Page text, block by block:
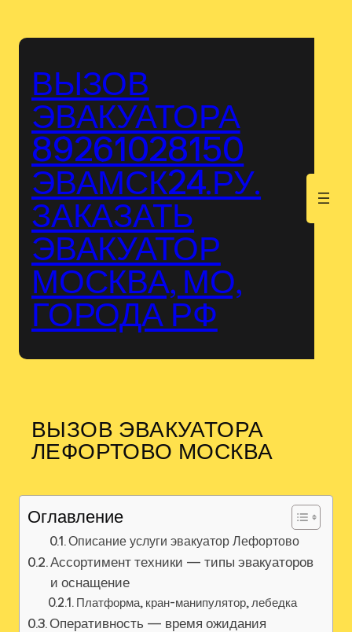
ВЫЗОВ
ЭВАКУАТОРА
89261028150
ЭВАМСК24.РУ.
ЗАКАЗАТЬ
ЭВАКУАТОР
МОСКВА, МО,
ГОРОДА РФ
ВЫЗОВ ЭВАКУАТОРА
ЛЕФОРТОВО МОСКВА
Оглавление
Описание услуги эвакуатор Лефортово
Ассортимент техники — типы эвакуаторов
и оснащение
Платформа, кран-манипулятор, лебедка
Оперативность — время ожидания